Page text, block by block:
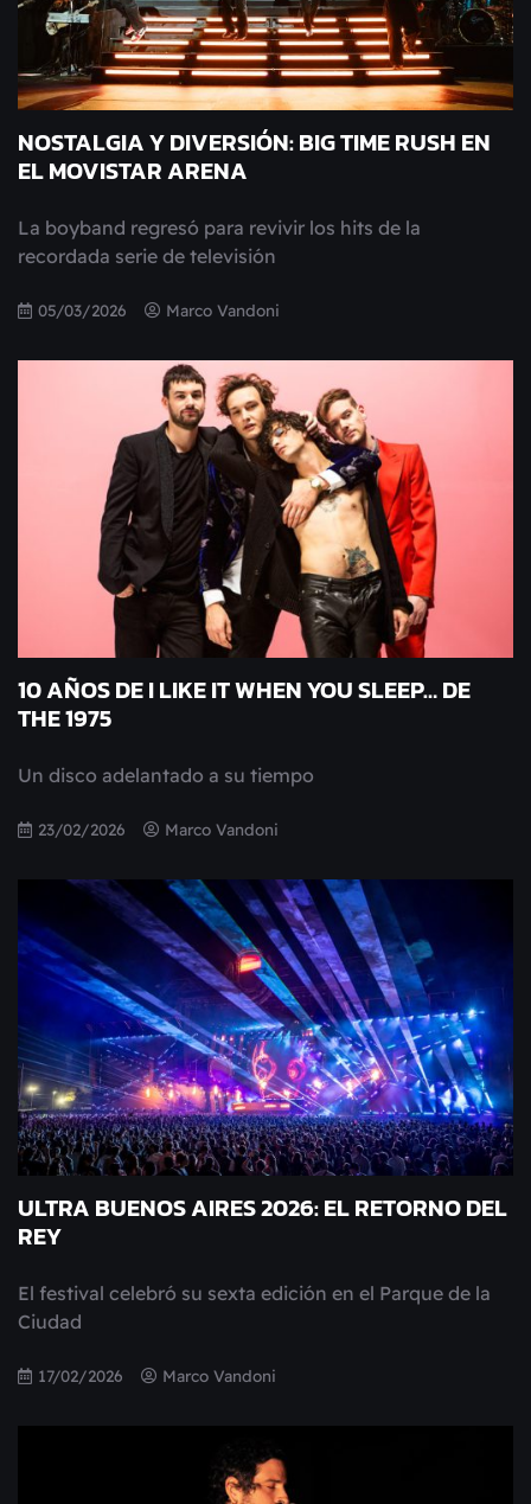
NOSTALGIA Y DIVERSIÓN: BIG TIME RUSH EN
EL MOVISTAR ARENA
La boyband regresó para revivir los hits de la
recordada serie de televisión
05/03/2026 Marco Vandoni
10 AÑOS DE I LIKE IT WHEN YOU SLEEP… DE
THE 1975
Un disco adelantado a su tiempo
23/02/2026 Marco Vandoni
ULTRA BUENOS AIRES 2026: EL RETORNO DEL
REY
El festival celebró su sexta edición en el Parque de la
Ciudad
17/02/2026 Marco Vandoni